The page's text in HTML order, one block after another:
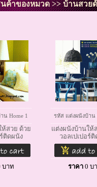
ค้าของหมวด >> บ้านสวย
น Home 1
ห้สวย ด้วย
ติดผนัง
บาท
รหัส แต่งผนังบ้าน
แต่งผนังบ้านให้
วอลเปเปอร์
ราคา 0 บ